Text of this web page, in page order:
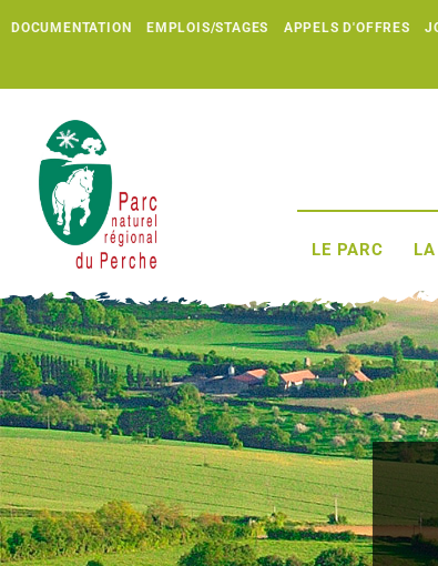
DOCUMENTATION EMPLOIS/STAGES APPELS D'OFFRES
LE PARC